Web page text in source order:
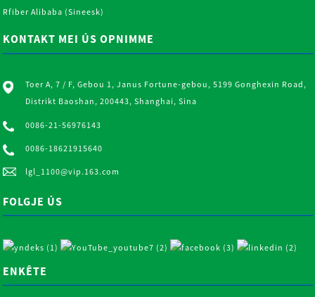
Rfiber Alibaba (Sineesk)
KONTAKT MEI ÚS OPNIMME
Toer A, 7 / F, Gebou 1, Janus Fortune-gebou, 5199 Gonghexin Road,
Distrikt Baoshan, 200443, Shanghai, Sina
0086-21-56976143
0086-18621915640
lgl_1100@vip.163.com
FOLGJE ÚS
ENKÊTE